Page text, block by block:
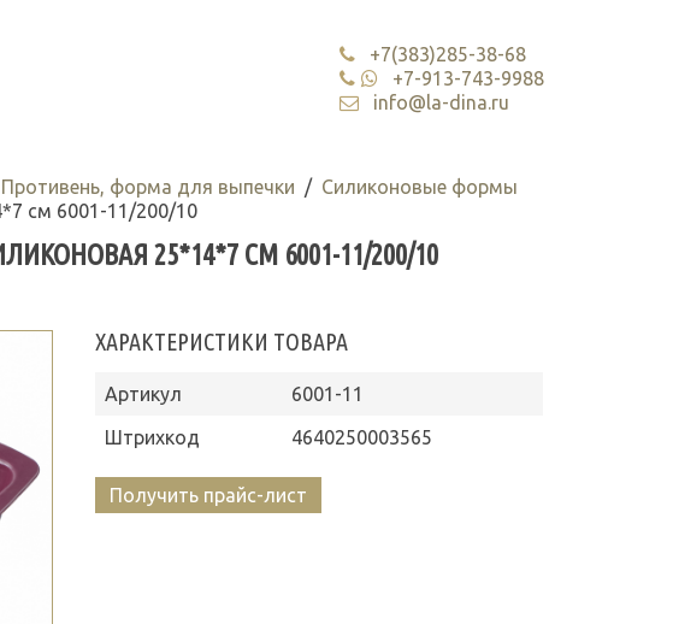
+7(383)285-38-68
+7-913-743-9988
info@la-dina.ru
Противень, форма для выпечки
Силиконовые формы
см 6001-11/200/10
25*14*7 СМ 6001-11/200/10
ХАРАКТЕРИСТИКИ ТОВАРА
Артикул
6001-11
Штрихкод
4640250003565
Получить прайс-лист